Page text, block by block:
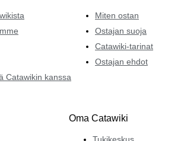
Catawikin kanssa
Miten ostan
Ostajan suoja
Catawiki-tarinat
Ostajan ehdot
Oma Catawiki
Tukikeskus